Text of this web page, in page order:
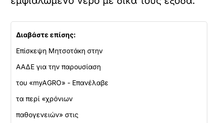
Διαβάστε επίσης:
Επίσκεψη Μητσοτάκη στην
ΑΑΔΕ για την παρουσίαση
του «myAGRO» - Επανέλαβε
τα περί «χρόνιων
παθογενειών» στις